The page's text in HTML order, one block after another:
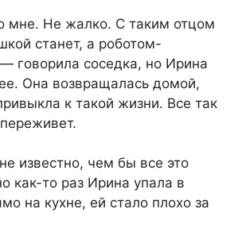
мне. Не жалко. С таким отцом
станет, а роботом-
говорила соседка, но Ирина
Она возвращалась домой,
к такой жизни. Все так
известно, чем бы все это
как-то раз Ирина упала в
на кухне, ей стало плохо за